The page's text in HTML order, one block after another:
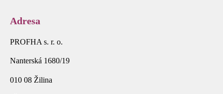
Adresa
PROFHA s. r. o.
Nanterská 1680/19
010 08 Žilina